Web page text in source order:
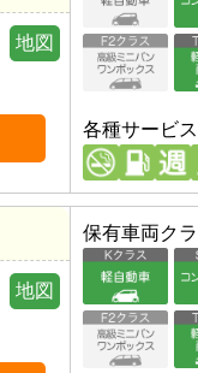
地図
各種サービス
地図
保有車両ク